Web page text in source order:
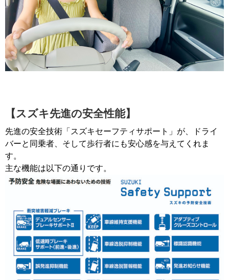
【スズキ先進の安全性能】
先進の安全技術「スズキセーフティサポート」が、ドライ
バーと同乗者、そして歩行者にも安心感を与えてくれま
す。
主な機能は以下の通りです。